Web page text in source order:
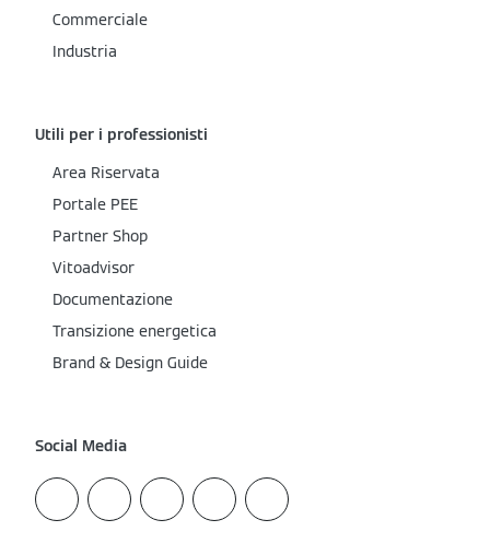
Commerciale
Industria
Utili per i professionisti
Area Riservata
Portale PEE
Partner Shop
Vitoadvisor
Documentazione
Transizione energetica
Brand & Design Guide
Social Media